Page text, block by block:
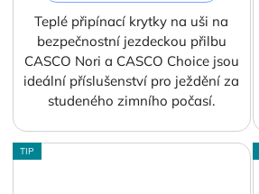
Teplé připínací krytky na uši na
bezpečnostní jezdeckou přilbu
CASCO Nori a CASCO Choice jsou
ideální příslušenství pro ježdění za
studeného zimního počasí.
TIP